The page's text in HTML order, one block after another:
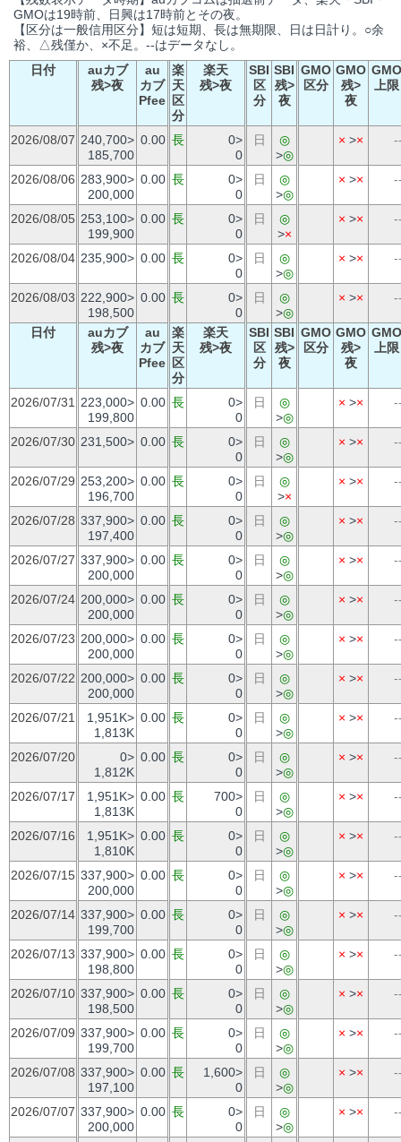
GMOは19時前、日興は17時前とその夜。
【区分は一般信用区分】短は短期、長は無期限、日は日計り。○余
裕、△残僅か、×不足。--はデータなし。
日付
auカブ
残>夜
au
カブ
Pfee
楽
天
区
分
楽天
残>夜
SBI
区
分
SBI
残>
夜
GMO
区分
GMO
残>
夜
GMO
上限
2026/08/07 240,700>
185,700
0.00 長
0>
0
日
◎
>◎
× >×
2026/08/06 283,900>
200,000
0.00 長
0>
0
日
◎
>◎
× >×
2026/08/05 253,100>
199,900
0.00 長
0>
0
日
◎
>×
× >×
2026/08/04 235,900> 0.00 長
0>
0
日
◎
>◎
× >×
2026/08/03 222,900>
198,500
0.00 長
0>
0
日
◎
>◎
× >×
日付
auカブ
残>夜
au
カブ
Pfee
楽
天
区
分
楽天
残>夜
SBI
区
分
SBI
残>
夜
GMO
区分
GMO
残>
夜
GMO
上限
2026/07/31
223,000>
199,800
0.00 長
0>
0
日
◎
>◎
× >×
2026/07/30 231,500> 0.00 長
0>
0
日
◎
>◎
× >×
2026/07/29 253,200>
196,700
0.00 長
0>
0
日
◎
>×
× >×
2026/07/28 337,900>
197,400
0.00 長
0>
0
日
◎
>◎
× >×
2026/07/27 337,900>
200,000
0.00 長
0>
0
日
◎
>◎
× >×
2026/07/24 200,000>
200,000
0.00 長
0>
0
日
◎
>◎
× >×
2026/07/23 200,000>
200,000
0.00 長
0>
0
日
◎
>◎
× >×
2026/07/22 200,000>
200,000
0.00 長
0>
0
日
◎
>◎
× >×
2026/07/21
1,951K>
1,813K
0.00 長
0>
0
日
◎
>◎
× >×
2026/07/20
0>
1,812K
0.00 長
0>
0
日
◎
>◎
× >×
2026/07/17
1,951K>
1,813K
0.00 長
700>
0
日
◎
>◎
× >×
2026/07/16
1,951K>
1,810K
0.00 長
0>
0
日
◎
>◎
× >×
2026/07/15 337,900>
200,000
0.00 長
0>
0
日
◎
>◎
× >×
2026/07/14 337,900>
199,700
0.00 長
0>
0
日
◎
>◎
× >×
2026/07/13 337,900>
198,800
0.00 長
0>
0
日
◎
>◎
× >×
2026/07/10 337,900>
198,500
0.00 長
0>
0
日
◎
>◎
× >×
2026/07/09 337,900>
199,700
0.00 長
0>
0
日
◎
>◎
× >×
2026/07/08 337,900>
197,100
0.00 長
1,600>
0
日
◎
>◎
× >×
2026/07/07 337,900>
200,000
0.00 長
0>
0
日
◎
>◎
× >×